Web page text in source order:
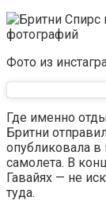
Фото из
Где именно
Бритни
опубликовала в
самолета. В
Гавайях — не
туда.